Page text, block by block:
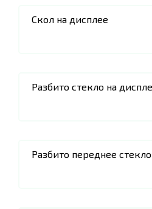
Скол на дисплее
Разбито стекло на
Разбито переднее стекло